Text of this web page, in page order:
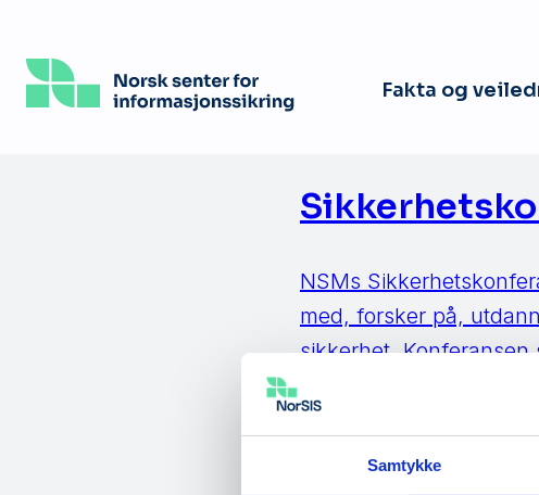
Samtykke
hovedinnhold
Fakta og
NSMs
med, forsker på,
sikkerhet.
årlige konferanse for
terror og sammensatte